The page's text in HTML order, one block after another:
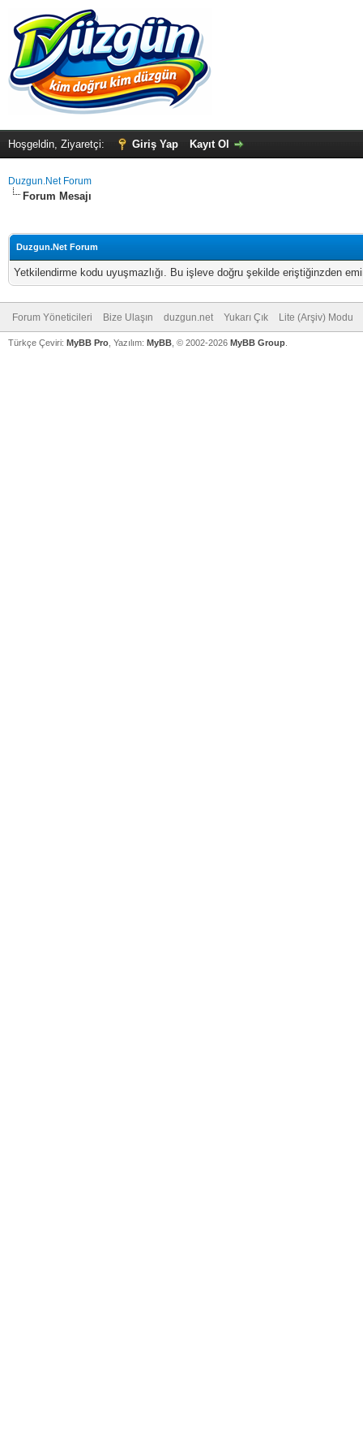
Hoşgeldin, Ziyaretçi: Giriş Yap Kayıt Ol
Duzgun.Net Forum
Forum Mesajı
Duzgun.Net Forum
Yetkilendirme kodu uyuşmazlığı. Bu işleve doğru şekilde eriştiğinzden
Forum Yöneticileri Bize Ulaşın duzgun.net Yukarı Çık Lite (Arşiv) Modu
Türkçe Çeviri: MyBB Pro , Yazılım: MyBB , © 2002-2026 MyBB Group